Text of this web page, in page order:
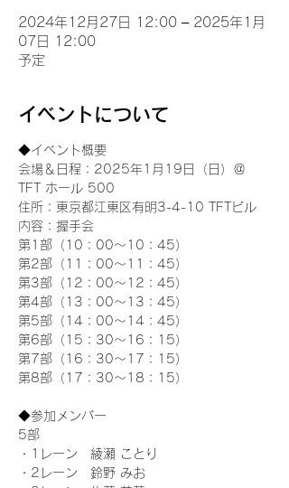
2024年12月27日 12:00 – 2025年1月
07日 12:00
予定
イベントについて
◆イベント概要
会場＆日程：2025年1月19日（日）＠
TFT ホール 500
住所：東京都江東区有明3-4-10 TFTビル
内容：握手会
第1部（10：00～10：45）
第2部（11：00～11：45）
第3部（12：00～12：45）
第4部（13：00～13：45）
第5部（14：00～14：45）
第6部（15：30～16：15）
第7部（16：30～17：15）
第8部（17：30～18：15）
◆参加メンバー
5部
・1レーン　綾瀬 ことり
・2レーン　鈴野 みお